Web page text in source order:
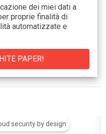
dei miei dati a
proprie finalità di
automatizzate e
security by design